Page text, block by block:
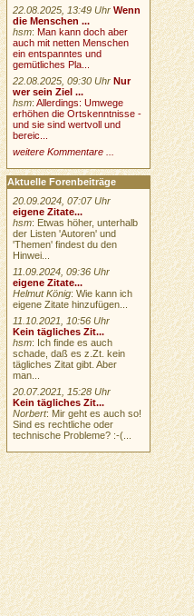
22.08.2025, 13:49 Uhr Wenn
die Menschen ...
hsm:Man kann doch aber
auch mit netten Menschen
ein entspanntes und
gemütliches Pla...
22.08.2025, 09:30 Uhr Nur
wer sein Ziel ...
hsm:Allerdings: Umwege
erhöhen die Ortskenntnisse -
und sie sind wertvoll und
bereic...
weitere Kommentare ...
Aktuelle Forenbeiträge
20.09.2024, 07:07 Uhr
eigene Zitate...
hsm: Etwas höher, unterhalb
der Listen 'Autoren' und
'Themen' findest du den
Hinwei...
11.09.2024, 09:36 Uhr
eigene Zitate...
Helmut König: Wie kann ich
eigene Zitate hinzufügen...
11.10.2021, 10:56 Uhr
Kein tägliches Zit...
hsm: Ich finde es auch
schade, daß es z.Zt. kein
tägliches Zitat gibt. Aber
man...
20.07.2021, 15:28 Uhr
Kein tägliches Zit...
Norbert: Mir geht es auch so!
Sind es rechtliche oder
technische Probleme? :-(...